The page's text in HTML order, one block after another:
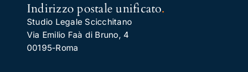
Indirizzo postale unificato.
Studio Legale Scicchitano
Via Emilio Faà di Bruno, 4
00195-Roma